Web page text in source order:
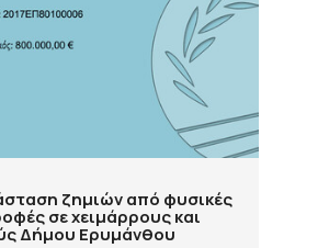
ζημιών από φυσικές
σε χειμάρρους και
Δήμου Ερυμάνθου